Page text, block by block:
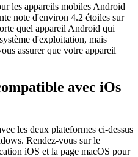
les appareils mobiles Android
note d'environ 4.2 étoiles sur
quel appareil Android qui
d'exploitation, mais
assurer que votre appareil
avec iOs
les deux plateformes ci-dessus
Rendez-vous sur le
iOS et la page macOS pour